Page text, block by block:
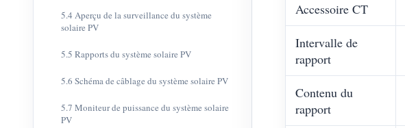
5.4 Aperçu de la surveillance du système
solaire PV
5.5 Rapports du système solaire PV
5.6 Schéma de câblage du système solaire PV
5.7 Moniteur de puissance du système solaire
PV
Accessoire CT
Intervalle de
rapport
Contenu du
rapport